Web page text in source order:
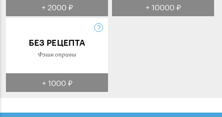
+ 2000 ₽ + 10000 ₽
БЕЗ РЕЦЕПТА
Фэшн оправы
+ 1000 ₽